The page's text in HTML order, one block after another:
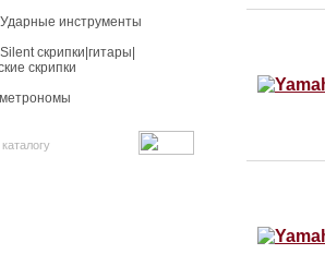
инструменты
скрипки|гитары|
скрипки